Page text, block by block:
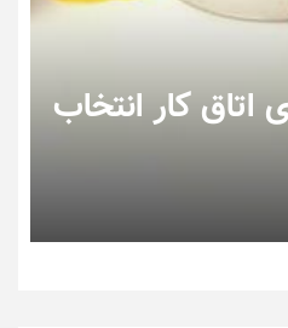
کار انتخاب